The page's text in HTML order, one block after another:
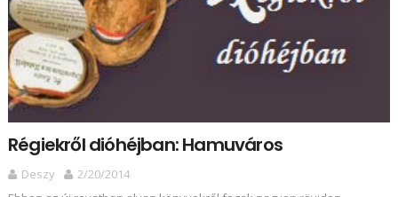
Régiekről dióhéjban: Hamuváros
Deszy
2/20/2014